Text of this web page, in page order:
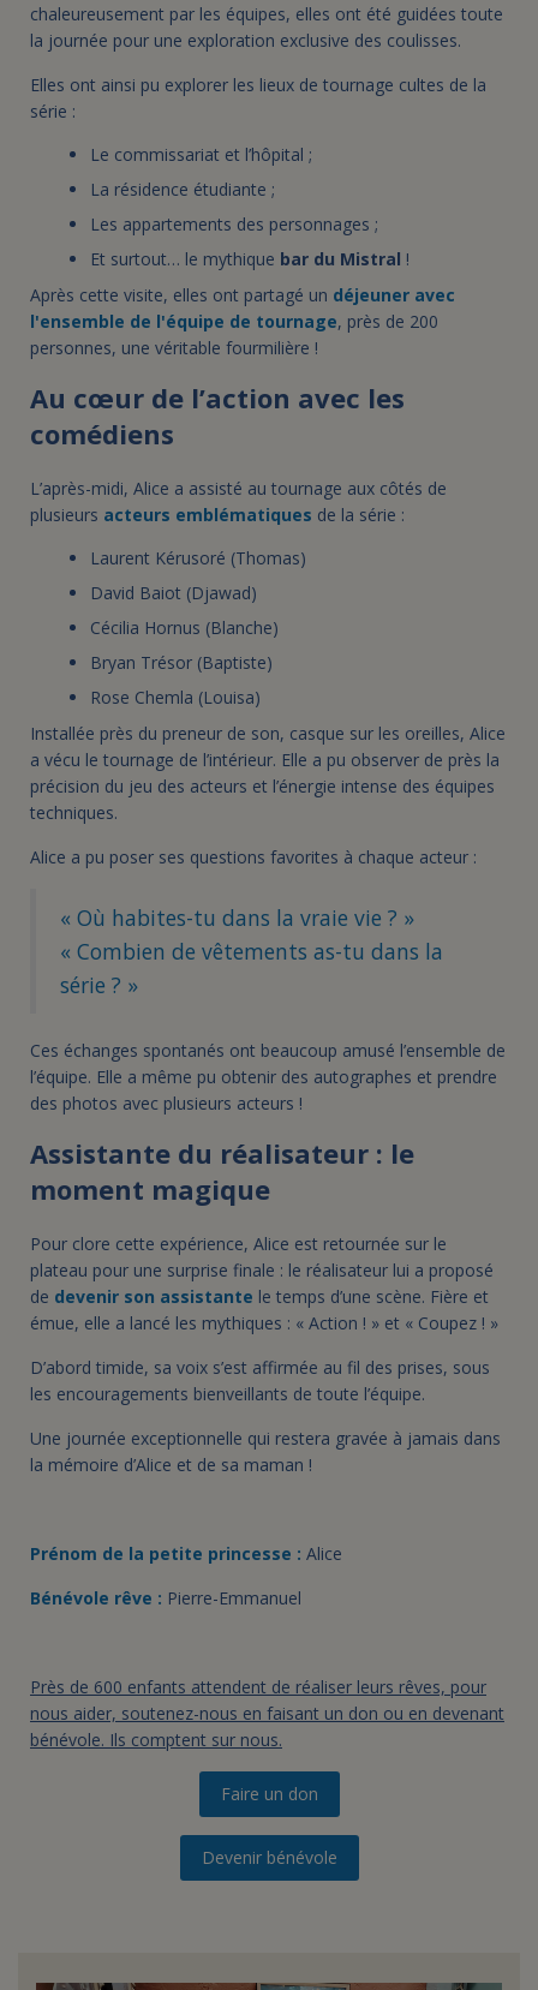
chaleureusement par les équipes, elles ont été guidées toute
la journée pour une exploration exclusive des coulisses.
Elles ont ainsi pu explorer les lieux de tournage cultes de la
série :
Le commissariat et l’hôpital ;
La résidence étudiante ;
Les appartements des personnages ;
Et surtout… le mythique bar du Mistral !
Après cette visite, elles ont partagé un déjeuner avec
l'ensemble de l'équipe de tournage, près de 200
personnes, une véritable fourmilière !
Au cœur de l’action avec les
comédiens
L’après-midi, Alice a assisté au tournage aux côtés de
plusieurs acteurs emblématiques de la série :
Laurent Kérusoré (Thomas)
David Baiot (Djawad)
Cécilia Hornus (Blanche)
Bryan Trésor (Baptiste)
Rose Chemla (Louisa)
Installée près du preneur de son, casque sur les oreilles, Alice
a vécu le tournage de l’intérieur. Elle a pu observer de près la
précision du jeu des acteurs et l’énergie intense des équipes
techniques.
Alice a pu poser ses questions favorites à chaque acteur :
« Où habites-tu dans la vraie vie ? »
« Combien de vêtements as-tu dans la
série ? »
Ces échanges spontanés ont beaucoup amusé l’ensemble de
l’équipe. Elle a même pu obtenir des autographes et prendre
des photos avec plusieurs acteurs !
Assistante du réalisateur : le
moment magique
Pour clore cette expérience, Alice est retournée sur le
plateau pour une surprise finale : le réalisateur lui a proposé
de devenir son assistante le temps d’une scène. Fière et
émue, elle a lancé les mythiques : « Action ! » et « Coupez ! »
D’abord timide, sa voix s’est affirmée au fil des prises, sous
les encouragements bienveillants de toute l’équipe.
Une journée exceptionnelle qui restera gravée à jamais dans
la mémoire d’Alice et de sa maman !
Prénom de la petite princesse : Alice
Bénévole rêve : Pierre-Emmanuel
Près de 600 enfants attendent de réaliser leurs rêves, pour
nous aider, soutenez-nous en faisant un don ou en devenant
bénévole. Ils comptent sur nous.
Faire un don
Devenir bénévole